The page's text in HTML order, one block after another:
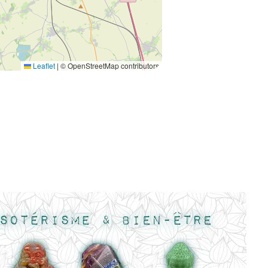
Leaflet | © OpenStreetMap contributors